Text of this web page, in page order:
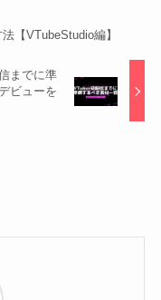
【VTubeStudio編】
までに準
ビューを